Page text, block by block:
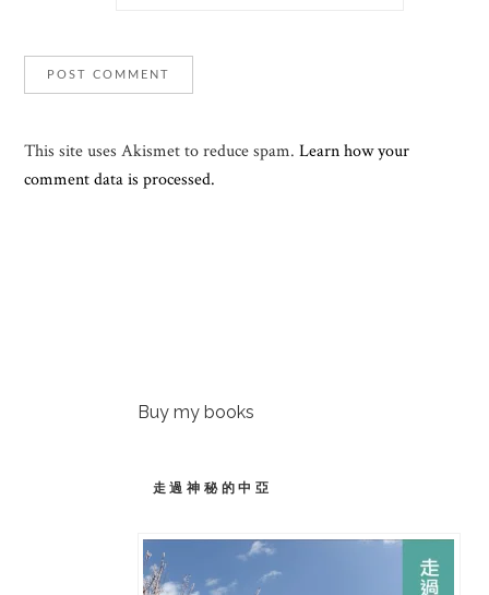
This site uses Akismet to reduce spam.Learn how your
comment data is processed.
Buy my books
走過神秘的中亞